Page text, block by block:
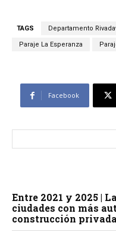
TAGS Departamento
Paraje La Esperanza
Facebook
Entre 2021 y 2025 |
ciudades con más
construcción privada